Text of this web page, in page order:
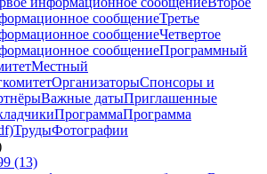
сообщениеТретье
сообщениеЧетвертое
сообщениеПрограммный
Местный
ОрганизаторыСпонсоры и
Важные датыПриглашенные
ПрограммаПрограмма
ТрудыФотографии
(13)